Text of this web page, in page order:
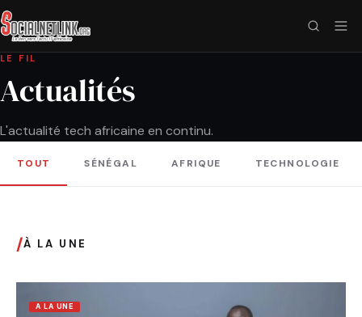
LE FIL
Actualités
L'actualité tech africaine en continu.
TOUT SÉNÉGAL AFRIQUE TECHNOLOGIE
/À LA UNE
A LA UNE